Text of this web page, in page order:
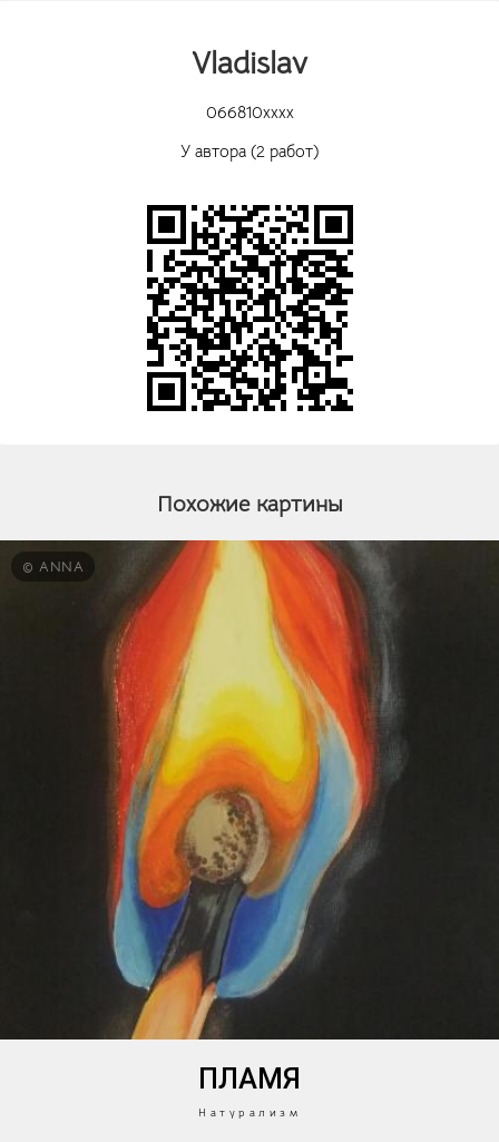
Vladislav
066810xxxx
У автора (2 работ)
Похожие картины
© ANNA
ПЛАМЯ
Натурализм